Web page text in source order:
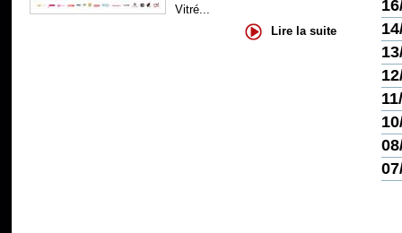
Vitré...
Lire la suite